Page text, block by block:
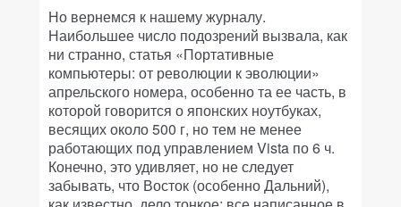
Но вернемся к нашему журналу.
Наибольшее число подозрений вызвала, как
ни странно, статья «Портативные
компьютеры: от революции к эволюции»
апрельского номера, особенно та ее часть, в
которой говорится о японских ноутбуках,
весящих около 500 г, но тем не менее
работающих под управлением Vista по 6 ч.
Конечно, это удивляет, но не следует
забывать, что Восток (особенно Дальний),